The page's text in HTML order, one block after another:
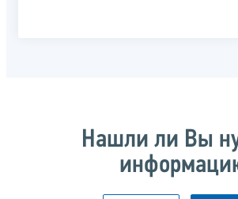
Нашли ли Вы